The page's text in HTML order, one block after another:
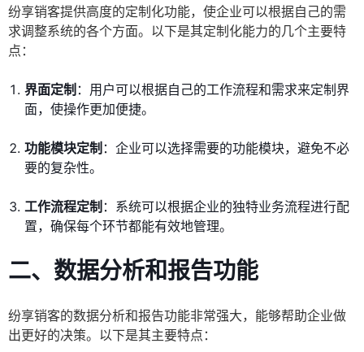
纷享销客提供高度的定制化功能，使企业可以根据自己的需
求调整系统的各个方面。以下是其定制化能力的几个主要特
点：
界面定制 ：用户可以根据自己的工作流程和需求来定制界
面，使操作更加便捷。
功能模块定制 ：企业可以选择需要的功能模块，避免不必
要的复杂性。
工作流程定制 ：系统可以根据企业的独特业务流程进行配
置，确保每个环节都能有效地管理。
二、数据分析和报告功能
纷享销客的数据分析和报告功能非常强大，能够帮助企业做
出更好的决策。以下是其主要特点：